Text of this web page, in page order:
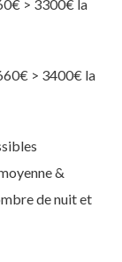
> 3300€ la
> 3400€ la
&
de nuit et